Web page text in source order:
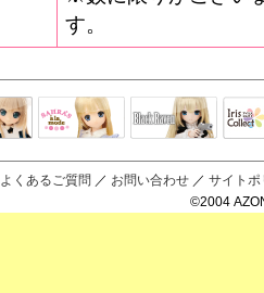
す。
よくあるご質問 ／ お問い合わせ ／ サイトポ
©2004